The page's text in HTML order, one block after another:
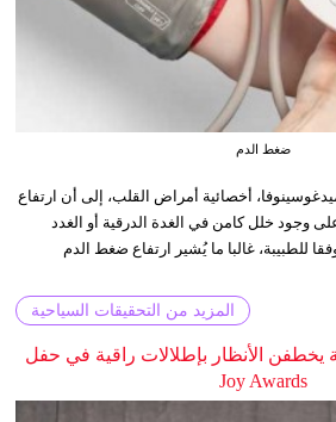
ضغط الدم
أخصائية أمراض القلب، إلى أن ارتفاع
وجود خلل كامن في الغدة الدرقية أو الغدد
للطبيبة، غالبا ما يُشير ارتفاع ضغط الدم
المزيد من التحقيقات السياحية
يخطفن الأنظار بإطلالات راقية في حفل
Joy Awards